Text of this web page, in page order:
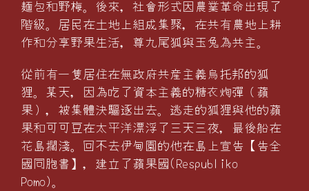
麺包和野梅。後來，社會形式因農業革命出現了
階級。居民在土地上組成集聚，在共有農地上耕
作和分享野果生活，尊九尾狐與玉兔為共主。
從前有一隻居住在無政府共産主義烏托邦的狐
狸。某天，因為吃了資本主義的糖衣炮彈（蘋
果），被集體決驅逐出去。逃走的狐狸與他的蘋
果和可可豆在太平洋漂浮了三天三夜，最後船在
花島擱淺。回不去伊甸園的他在島上宣告【告全
國同胞書】，建立了蘋果國(Respubliko
Pomo)。